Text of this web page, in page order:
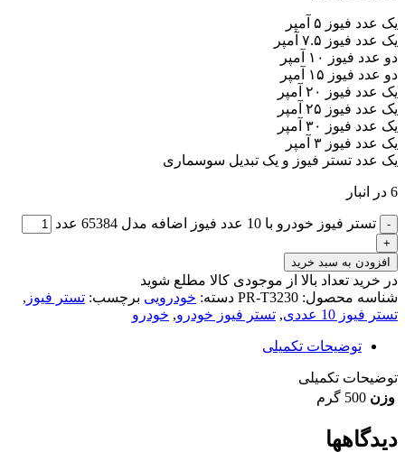
یک عدد فیوز ۵ آمپر
یک عدد فیوز ۷.۵ آمپر
دو عدد فیوز ۱۰ آمپر
دو عدد فیوز ۱۵ آمپر
یک عدد فیوز ۲۰ آمپر
یک عدد فیوز ۲۵ آمپر
یک عدد فیوز ۳۰ آمپر
یک عدد فیوز ۳ آمپر
یک عدد تستر فیوز و یک تبدیل سوسماری
6 در انبار
تستر فیوز خودرو با 10 عدد فیوز اضافه مدل 65384 عدد
افزودن به سبد خرید
در خرید تعداد بالا از موجودی کالا مطلع شوید
شناسه محصول: PR-T3230 دسته: خودرویی برچسب: تستر فیوز ,
تستر فیوز 10 عددی
, تستر فیوز خودرو, خودرو
توضیحات تکمیلی
توضیحات تکمیلی
وزن 500 گرم
دیدگاهها